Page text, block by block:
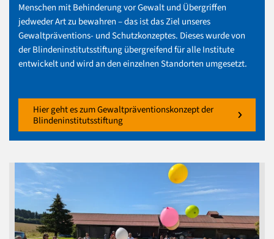
Menschen mit Behinderung vor Gewalt und Übergriffen
jedweder Art zu bewahren – das ist das Ziel unseres
Gewaltpräventions- und Schutzkonzeptes. Dieses wurde von
der Blindeninstitutsstiftung übergreifend für alle Institute
entwickelt und wird an den einzelnen Standorten umgesetzt.
Hier geht es zum Gewaltpräventionskonzept der
Blindeninstitutsstiftung